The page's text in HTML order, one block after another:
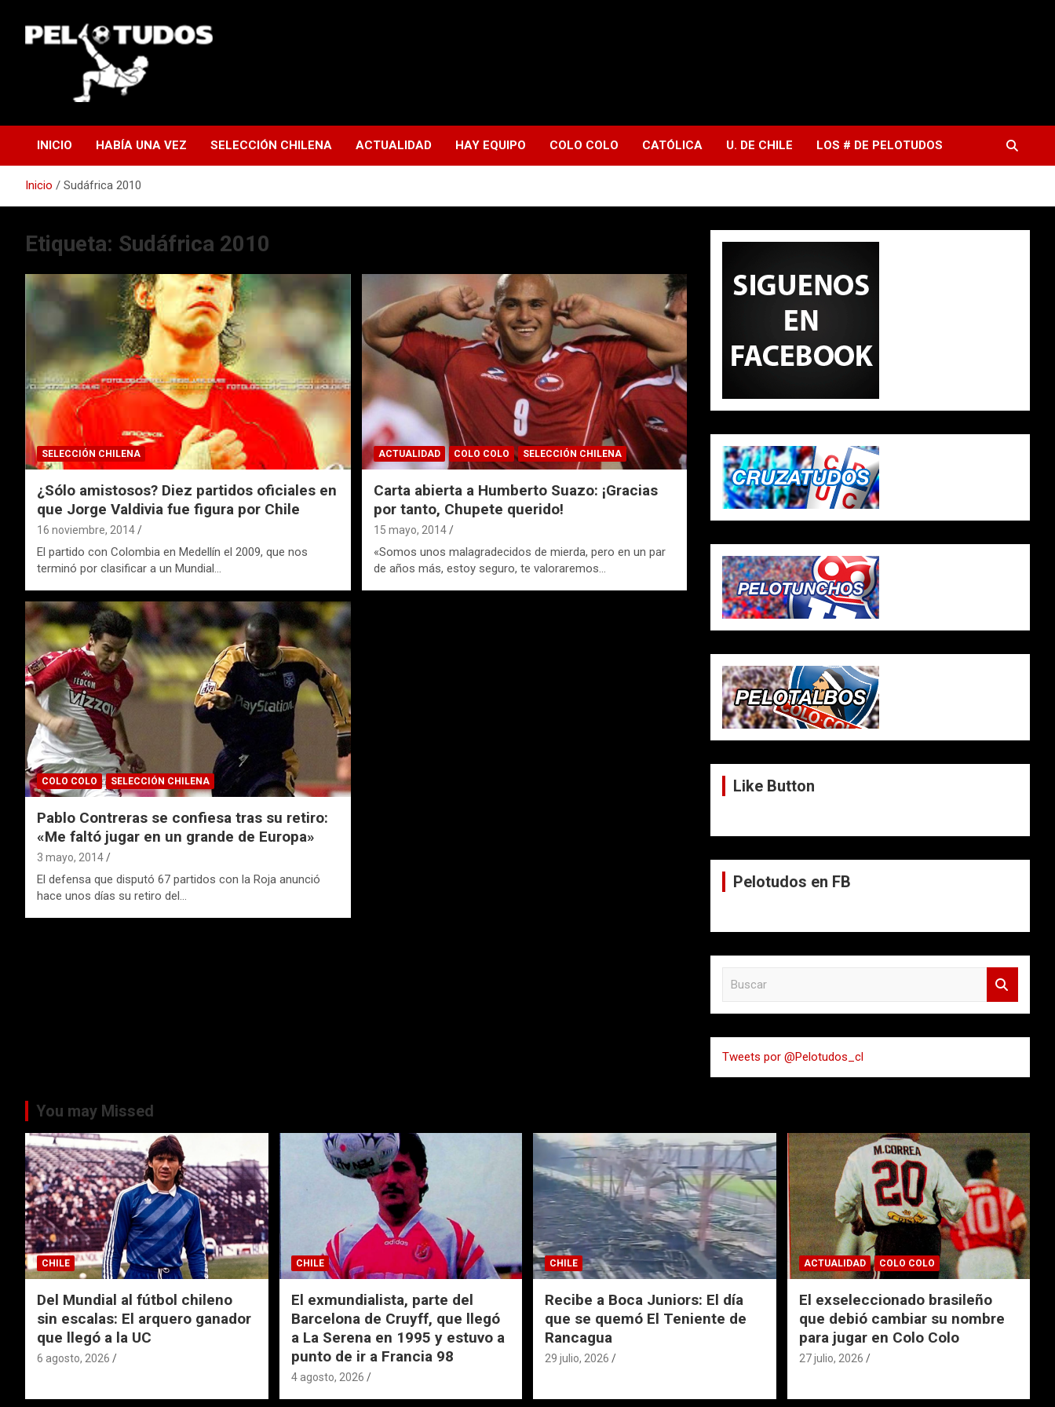
contenido
INICIO HABÍA UNA VEZ SELECCIÓN CHILENA ACTUALIDAD HAY EQUIPO COLO COLO CATÓLICA U. DE CHILE LOS # DE PELOTUDOS
Inicio Sudáfrica 2010
Etiqueta: Sudáfrica 2010
SELECCIÓN CHILENA
¿Sólo amistosos? Diez partidos oficiales en
que Jorge Valdivia fue figura por Chile
16 noviembre, 2014
El partido con Colombia en Medellín el 2009, que nos
terminó por clasificar a un Mundial…
ACTUALIDAD COLO COLO SELECCIÓN CHILENA
Carta abierta a Humberto Suazo: ¡Gracias
por tanto, Chupete querido!
15 mayo, 2014
«Somos unos malagradecidos de mierda, pero en un par
de años más, estoy seguro, te valoraremos…
COLO COLO SELECCIÓN CHILENA
Pablo Contreras se confiesa tras su retiro:
«Me faltó jugar en un grande de Europa»
3 mayo, 2014
El defensa que disputó 67 partidos con la Roja anunció
hace unos días su retiro del…
Like Button
Pelotudos en FB
a
r
Tweets por @Pelotudos_cl
You may Missed
CHILE
Del Mundial al fútbol chileno
sin escalas: El arquero ganador
que llegó a la UC
6 agosto, 2026
CHILE
El exmundialista, parte del
Barcelona de Cruyff, que llegó
a La Serena en 1995 y estuvo a
punto de ir a Francia 98
4 agosto, 2026
CHILE
Recibe a Boca Juniors: El día
que se quemó El Teniente de
Rancagua
29 julio, 2026
ACTUALIDAD COLO COLO
El exseleccionado brasileño
que debió cambiar su nombre
para jugar en Colo Colo
27 julio, 2026